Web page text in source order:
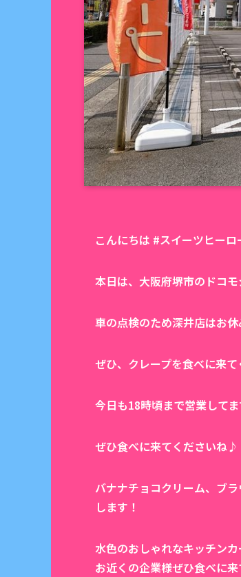
こんにちは #スイーツヒー
本日は、大阪府堺市のドコ
車の点検のため深井店はお
ぜひ、クレープを食べに来
今日も18時頃まで営業して
ぜひ食べに来てくださいね♪
バナナチョコクリーム、ブ
します！
水色のおしゃれなキッチン
お近くの企業様ぜひ食べに